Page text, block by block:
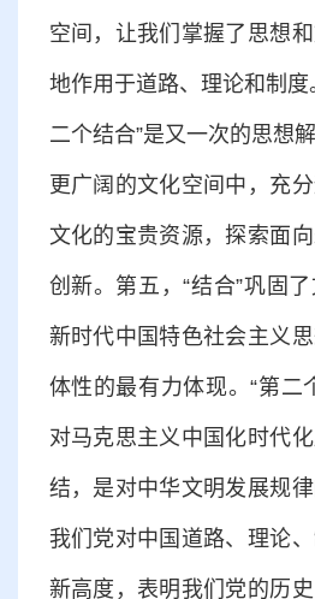
空间，让我们掌握了思想
地作用于道路、理论和制度
二个结合”是又一次的思想
更广阔的文化空间中，充
文化的宝贵资源，探索面
创新。第五，“结合”巩固
新时代中国特色社会主义
体性的最有力体现。“第二
对马克思主义中国化时代
结，是对中华文明发展规
我们党对中国道路、理论
新高度，表明我们党的历